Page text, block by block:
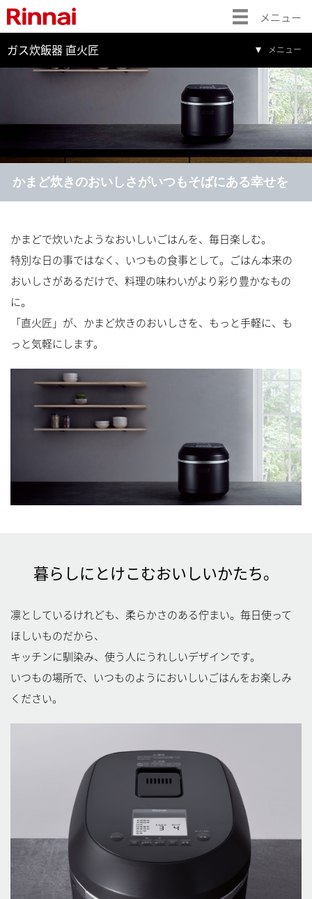
メニュー
ガス炊飯器 直火匠 メニュー
かまど炊きのおいしさがいつもそばにある幸せを
かまどで炊いたようなおいしいごはんを、毎日楽しむ。
特別な日の事ではなく、いつもの食事として。ごはん本来の
おいしさがあるだけで、料理の味わいがより彩り豊かなもの
に。
「直火匠」が、かまど炊きのおいしさを、もっと手軽に、も
っと気軽にします。
暮らしにとけこむおいしいかたち。
凛としているけれども、柔らかさのある佇まい。毎日使って
ほしいものだから、
キッチンに馴染み、使う人にうれしいデザインです。
いつもの場所で、いつものようにおいしいごはんをお楽しみ
ください。